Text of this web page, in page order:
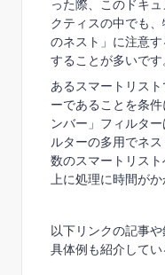
った際、このドキ
クティスの中でも、
のネスト」に注意
することが多いです
あるスマートリス
ーであることを条
ンバー」フィルタ
ルターの多用でネス
数のスマートリス
上に処理に時間がか
以下リンクの記事
具体例も紹介してい